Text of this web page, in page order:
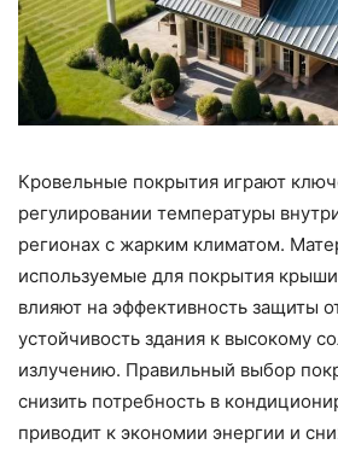
Кровельные покрытия играют
регулировании температуры
регионах с жарким климатом.
используемые для покрытия
влияют на эффективность защиты
устойчивость здания к высокому
излучению. Правильный выбор
снизить потребность в
приводит к экономии энергии и